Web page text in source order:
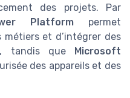
des projets. Par
Platformpermet
métiers et d’intégrer des
tandis que Microsoft
des appareils et des